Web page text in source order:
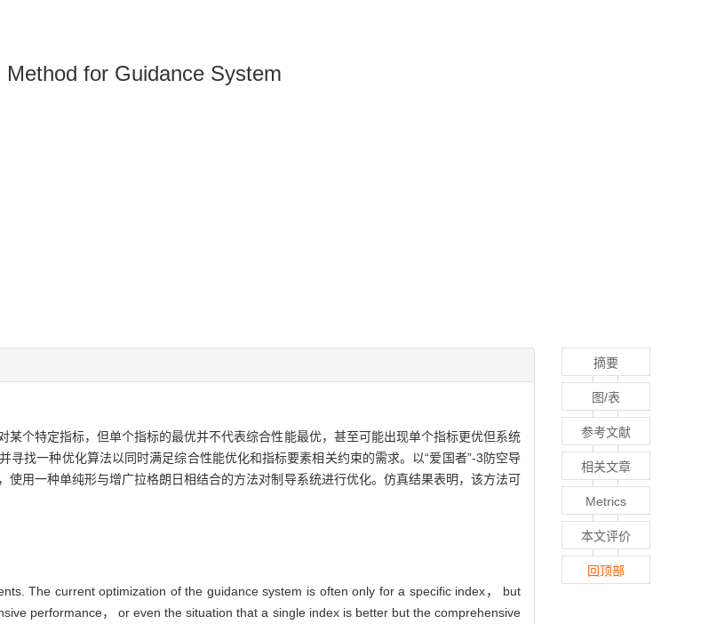
for Guidance System
个特定指标，但单个指标的最优并不代表综合性能最优，甚至可能出现单个指标更优但系统
找一种优化算法以同时满足综合性能优化和指标要素相关约束的需求。以“爱国者”-3防空导
用一种单纯形与增广拉格朗日相结合的方法对制导系统进行优化。仿真结果表明，该方法可
The current optimization of the guidance system is often only for a specific index， but
performance， or even the situation that a single index is better but the comprehensive
摘要
图/表
参考文献
相关文章
Metrics
本文评价
回顶部